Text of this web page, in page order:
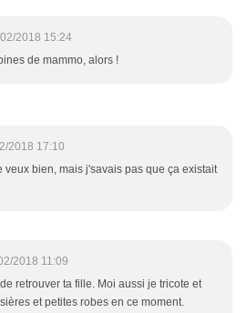
2018 15:24
de mammo, alors !
2018 17:10
veux bien, mais j'savais pas que ça existait
2018 11:09
retrouver ta fille. Moi aussi je tricote et
et petites robes en ce moment.